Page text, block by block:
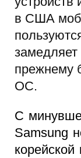
в США
замедляет
прежнему
ОС.
С
Samsung